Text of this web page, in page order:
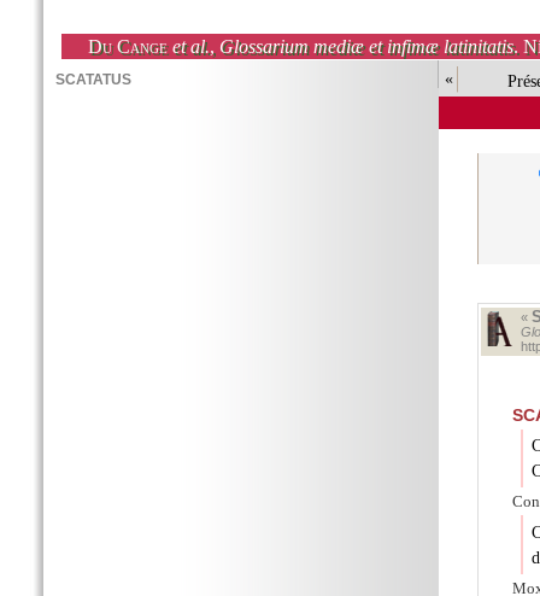
Du Cange et al., Glossarium mediæ et infimæ latinitatis.
«
«